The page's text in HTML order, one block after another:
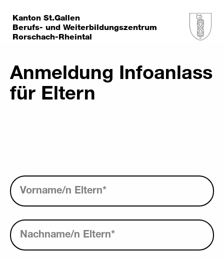
Kanton St.Gallen
Berufs- und Weiterbildungszentrum
Rorschach-Rheintal
Anmeldung Infoanlass
für Eltern
Vorname/n Eltern*
Nachname/n Eltern*